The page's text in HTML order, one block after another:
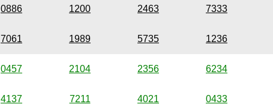
0886 1200 2463 7333
7061 1989 5735 1236
0457 2104 2356 6234
4137 7211 4021 0433